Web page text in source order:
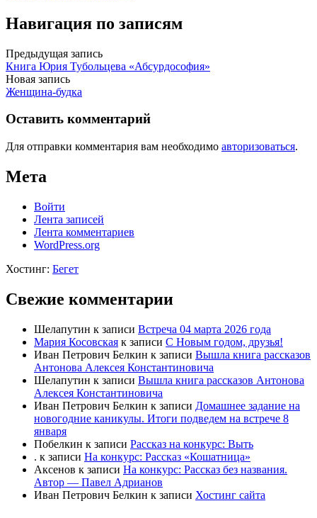
Навигация по записям
Предыдущая запись
Книга Юрия Тубольцева «Абсурдософия»
Новая запись
Женщина-будка
Оставить комментарий
Для отправки комментария вам необходимо авторизоваться.
Мета
Войти
Лента записей
Лента комментариев
WordPress.org
Хостинг: Бегет
Свежие комментарии
Шелапутин к записи Встреча 04 марта 2026 года
Мария Косовская к записи С Новым годом, друзья!
Иван Петрович Белкин к записи Вышла книга рассказов
Антонова Алексея Константиновича
Шелапутин к записи Вышла книга рассказов Антонова
Алексея Константиновича
Иван Петрович Белкин к записи Домашнее задание на
новогодние каникулы. Итоги подведем на встрече 8
января
Побелкин к записи Рассказ на конкурс: Выть
. к записи На конкурс: Рассказ «Кошатница»
Аксенов к записи На конкурс: Рассказ без названия.
Автор — Павел Адрианов
Иван Петрович Белкин к записи Хостинг сайта